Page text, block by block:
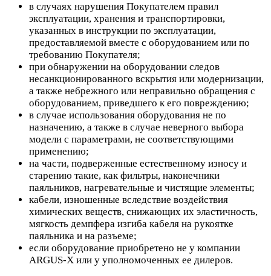
в случаях нарушения Покупателем правил
эксплуатации, хранения и транспортировки,
указанных в инструкции по эксплуатации,
предоставляемой вместе с оборудованием или по
требованию Покупателя;
при обнаружении на оборудовании следов
несанкционированного вскрытия или модернизации,
а также небрежного или неправильно обращения с
оборудованием, приведшего к его повреждению;
в случае использования оборудования не по
назначению, а также в случае неверного выбора
модели с параметрами, не соответствующими
применению;
на части, подверженные естественному износу и
старению такие, как фильтры, наконечники
паяльников, нагревательные и чистящие элементы;
кабели, изношенные вследствие воздействия
химических веществ, снижающих их эластичность,
мягкость демпфера изгиба кабеля на рукоятке
паяльника и на разъеме;
если оборудование приобретено не у компании
ARGUS-X или у уполномоченных ее дилеров.